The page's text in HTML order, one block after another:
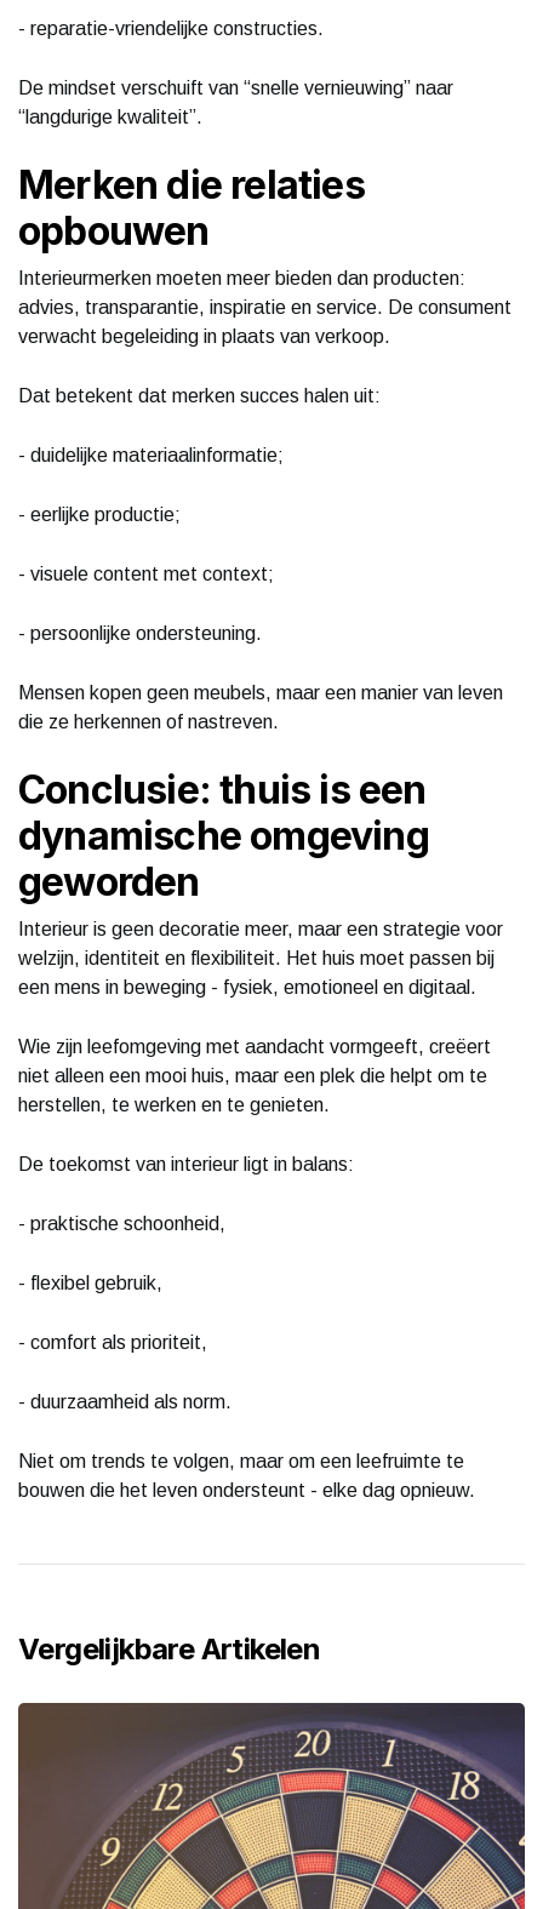
- reparatie-vriendelijke constructies.
De mindset verschuift van “snelle vernieuwing” naar
“langdurige kwaliteit”.
Merken die relaties
opbouwen
Interieurmerken moeten meer bieden dan producten:
advies, transparantie, inspiratie en service. De consument
verwacht begeleiding in plaats van verkoop.
Dat betekent dat merken succes halen uit:
- duidelijke materiaalinformatie;
- eerlijke productie;
- visuele content met context;
- persoonlijke ondersteuning.
Mensen kopen geen meubels, maar een manier van leven
die ze herkennen of nastreven.
Conclusie: thuis is een
dynamische omgeving
geworden
Interieur is geen decoratie meer, maar een strategie voor
welzijn, identiteit en flexibiliteit. Het huis moet passen bij
een mens in beweging - fysiek, emotioneel en digitaal.
Wie zijn leefomgeving met aandacht vormgeeft, creëert
niet alleen een mooi huis, maar een plek die helpt om te
herstellen, te werken en te genieten.
De toekomst van interieur ligt in balans:
- praktische schoonheid,
- flexibel gebruik,
- comfort als prioriteit,
- duurzaamheid als norm.
Niet om trends te volgen, maar om een leefruimte te
bouwen die het leven ondersteunt - elke dag opnieuw.
Vergelijkbare Artikelen